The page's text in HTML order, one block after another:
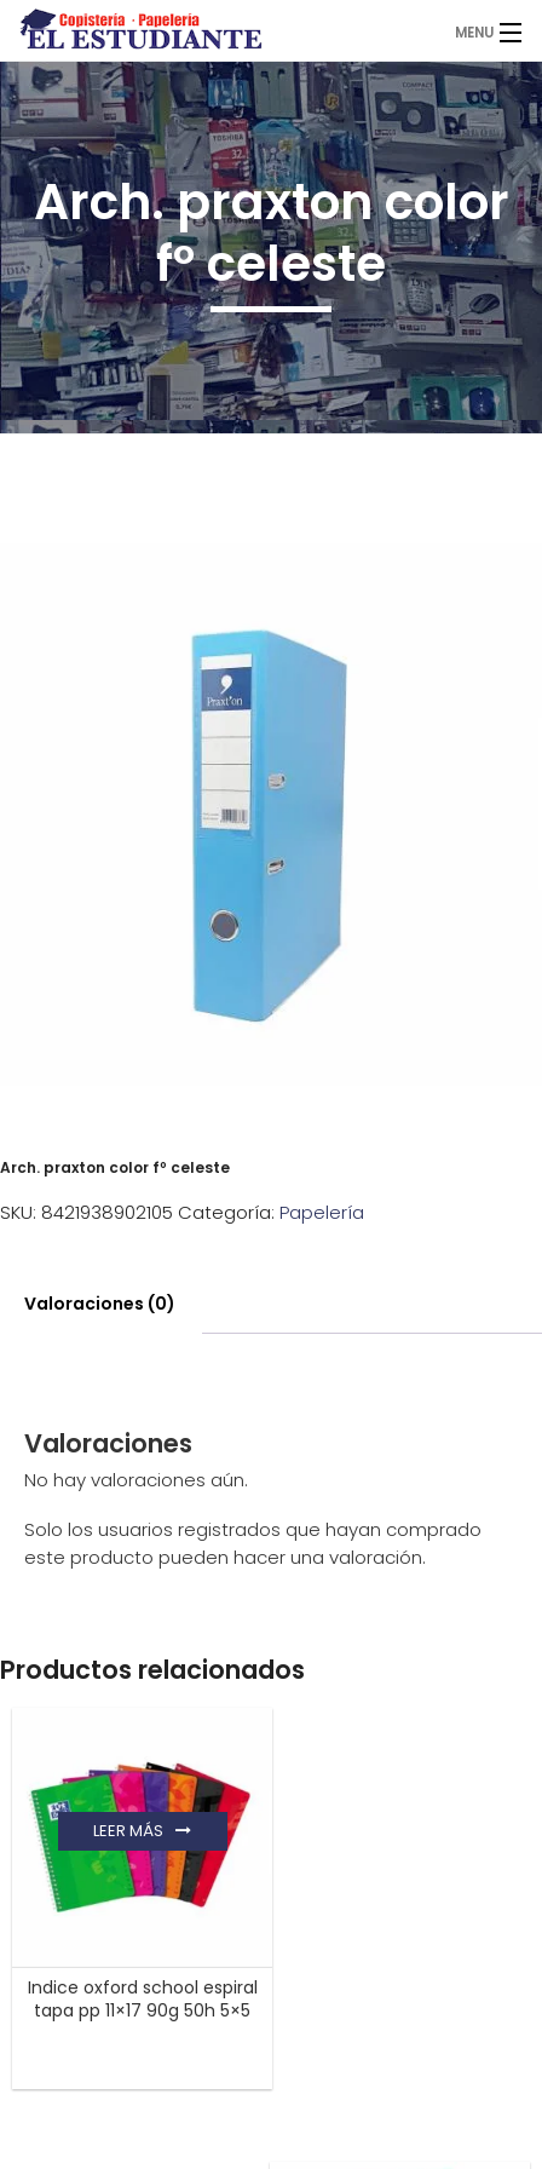
MENU
El Estudiante
Copistería
Papelería
Servicios
¡Imprimir!
Arch. praxton color
fº celeste
Arch. praxton color fº celeste
SKU: 8421938902105 Categoría: Papelería
Valoraciones (0)
Valoraciones
No hay valoraciones aún.
Solo los usuarios registrados que hayan comprado
este producto pueden hacer una valoración.
Productos relacionados
Indice oxford school espiral
tapa pp 11×17 90g 50h 5×5
LEER MÁS